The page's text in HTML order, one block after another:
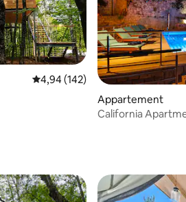
140 recensies
Gemiddelde beoordeling van
4,94 (142)
Appartement
California